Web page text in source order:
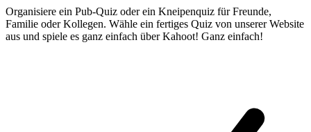
Organisiere ein Pub-Quiz oder ein Kneipenquiz für Freunde,
Familie oder Kollegen. Wähle ein fertiges Quiz von unserer Website
aus und spiele es ganz einfach über Kahoot! Ganz einfach!